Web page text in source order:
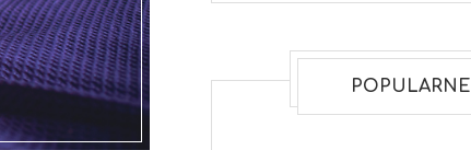
POPULARNE